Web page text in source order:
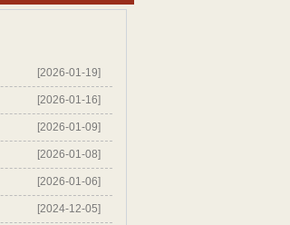
[2026-01-19]
[2026-01-16]
[2026-01-09]
[2026-01-08]
[2026-01-06]
[2024-12-05]